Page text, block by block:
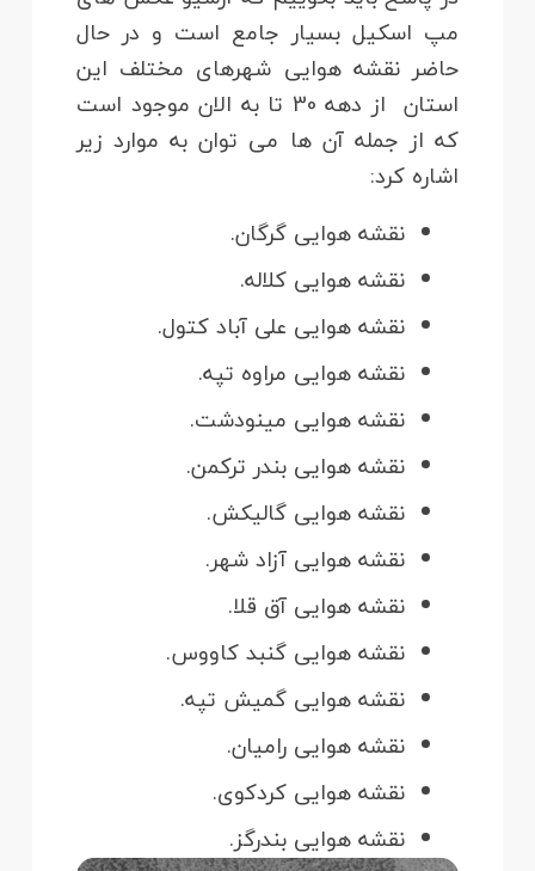
مپ اسکیل بسیار جامع است و در حال
حاضر نقشه هوایی شهرهای مختلف این
استان از دهه 30 تا به الان موجود است
که از جمله آن ها می توان به موارد زیر
اشاره کرد:
نقشه هوایی گرگان.
نقشه هوایی کلاله.
نقشه هوایی علی آباد کتول.
نقشه هوایی مراوه تپه.
نقشه هوایی مینودشت.
نقشه هوایی بندر ترکمن.
نقشه هوایی گالیکش.
نقشه هوایی آزاد شهر.
نقشه هوایی آق قلا.
نقشه هوایی گنبد کاووس.
نقشه هوایی گمیش تپه.
نقشه هوایی رامیان.
نقشه هوایی کردکوی.
نقشه هوایی بندرگز.